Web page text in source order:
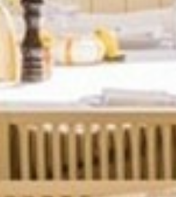
VOS QUESTIONS, NOS RÉPONSES